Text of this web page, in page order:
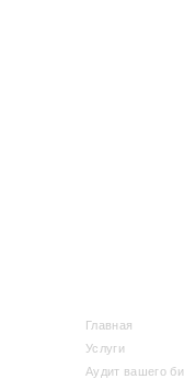
Главная
Услуги
Аудит вашего